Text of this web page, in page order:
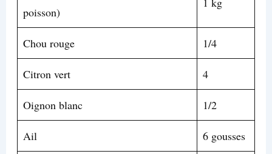
poisson)
Chou rouge 1/4
Citron vert 4
Oignon blanc 1/2
Ail 6 gousses